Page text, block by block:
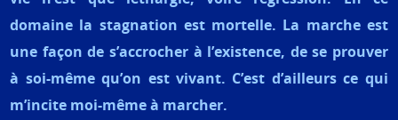
domaine la stagnation est mortelle. La marche est
une façon de s’accrocher à l’existence, de se prouver
à soi-même qu’on est vivant. C’est d’ailleurs ce qui
m’incite moi-même à marcher.